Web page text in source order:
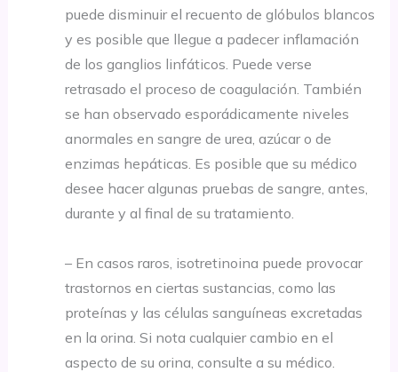
puede disminuir el recuento de glóbulos blancos
y es posible que llegue a padecer inflamación
de los ganglios linfáticos. Puede verse
retrasado el proceso de coagulación. También
se han observado esporádicamente niveles
anormales en sangre de urea, azúcar o de
enzimas hepáticas. Es posible que su médico
desee hacer algunas pruebas de sangre, antes,
durante y al final de su tratamiento.
– En casos raros, isotretinoina puede provocar
trastornos en ciertas sustancias, como las
proteínas y las células sanguíneas excretadas
en la orina. Si nota cualquier cambio en el
aspecto de su orina, consulte a su médico.